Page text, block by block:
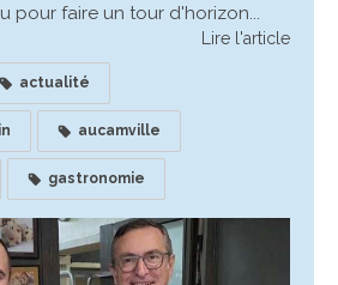
pour faire un tour d'horizon...
Lire l'article
actualité
aucamville
gastronomie